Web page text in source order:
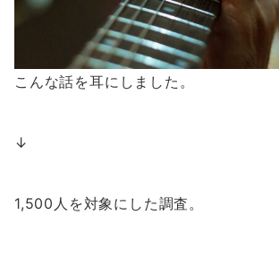
こんな話を耳にしました。
↓
1,500人を対象にした調査。